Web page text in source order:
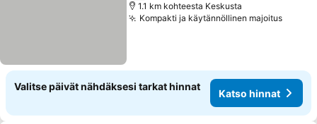
1.1 km kohteesta Keskusta
Kompakti ja käytännöllinen majoitusKatso
Valitse päivät nähdäksesi tarkat hinnat
Katso hinnat